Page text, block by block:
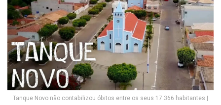
Tanque Novo não contabilizou óbitos entre os seus 17.366 habitantes |